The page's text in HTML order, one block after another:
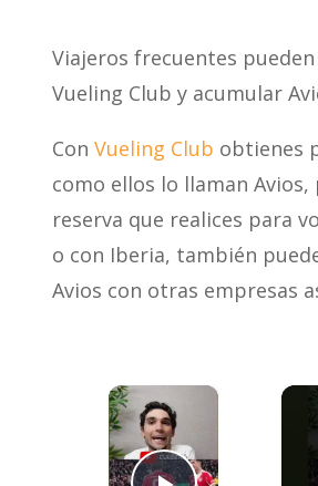
Viajeros frecuentes
Vueling Club y acumular
Con Vueling Club obtienes
como ellos lo llaman Avios,
reserva que realices para
o con Iberia, también
Avios con otras empresas
×